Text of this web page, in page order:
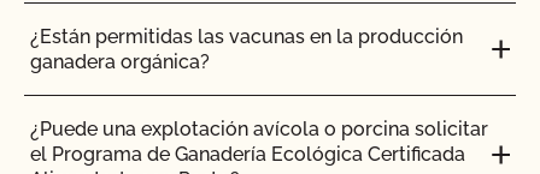
¿Qué pasa si pago mi factura pero no completo el
¿Están permitidas las vacunas en la producción
ganadera orgánica?
¿Puede una explotación avícola o porcina solicitar
el Programa de Ganadería Ecológica Certificada